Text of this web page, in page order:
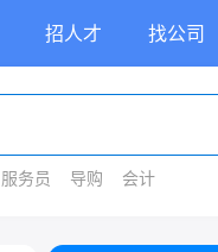
招人才 找公司
服务员 导购 会计